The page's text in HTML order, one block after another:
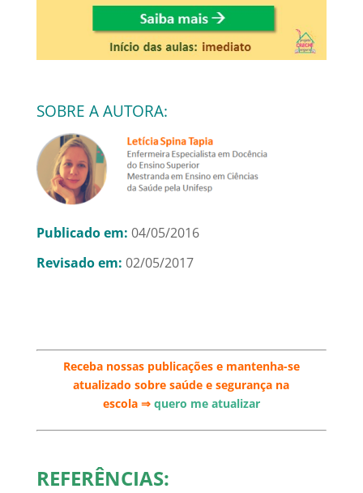
SOBRE A AUTORA:
Publicado em: 04/05/2016
Revisado em: 02/05/2017
Receba nossas publicações e mantenha-se
atualizado sobre saúde e segurança na
escola ⇒ quero me atualizar
REFERÊNCIAS: